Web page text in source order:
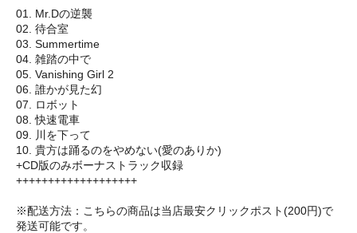
01. Mr.Dの逆襲
02. 待合室
03. Summertime
04. 雑踏の中で
05. Vanishing Girl 2
06. 誰かが見た幻
07. ロボット
08. 快速電車
09. 川を下って
10. 貴方は踊るのをやめない(愛のありか)
+CD版のみボーナストラック収録
+++++++++++++++++++
※配送方法：こちらの商品は当店最安クリックポスト(200円)で
発送可能です。